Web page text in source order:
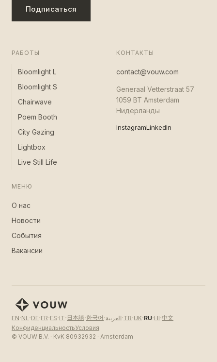
Подписаться
РАБОТЫ
Bloomlight L
Bloomlight S
Chairwave
Poem Booth
City Gazing
Lightbox
Live Still Life
МЕНЮ
О нас
Новости
События
Вакансии
КОНТАКТЫ
contact@vouw.com
Generaal Vetterstraat 57
1059 BT Amsterdam
Нидерланды
InstagramLinkedIn
EN·NL ·DE·FR·ES·IT· 日本語·한국어 ·العربية·TR·UK·RU·HI·中文
КонфиденциальностьУсловия
© VOUW B.V. · KvK 80932932 · Amsterdam